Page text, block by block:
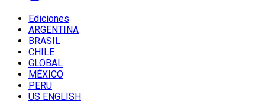
Ediciones
ARGENTINA
BRASIL
CHILE
GLOBAL
MÉXICO
PERU
US ENGLISH